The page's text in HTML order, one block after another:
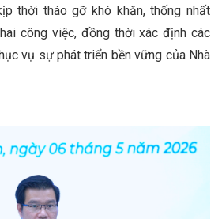
thời tháo gỡ khó khăn, thống nhất
công việc, đồng thời xác định các
vụ sự phát triển bền vững của Nhà